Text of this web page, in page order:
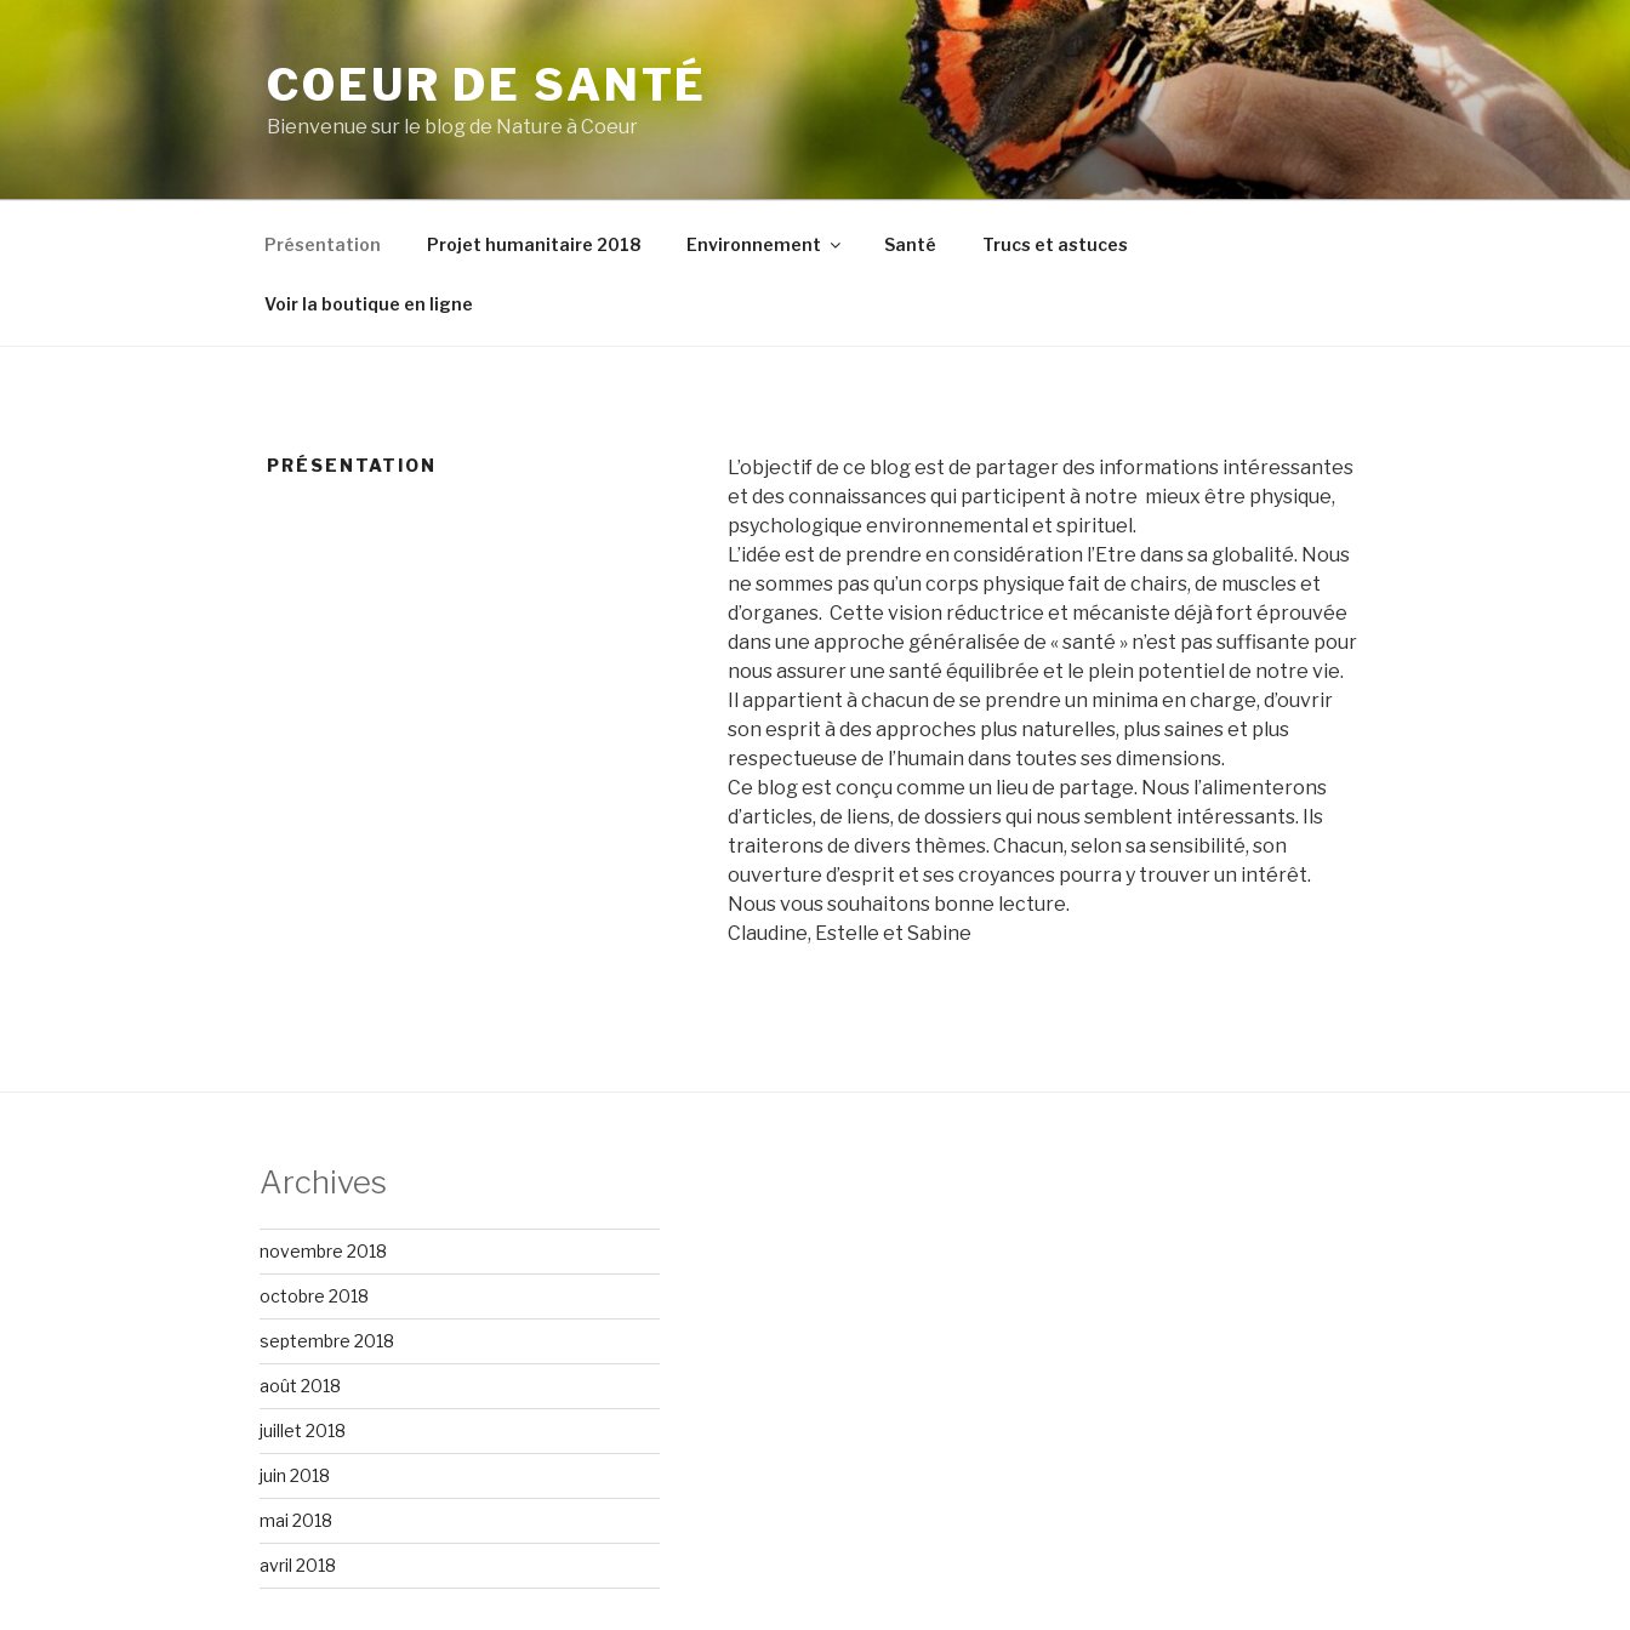
principal
COEUR DE SANTÉ
Bienvenue sur le blog de Nature à Coeur
Présentation Projet humanitaire 2018 Environnement Santé Trucs et astuces
Voir la boutique en ligne
PRÉSENTATION
L’objectif de ce blog est de partager des informations intéressantes
et des connaissances qui participent à notre mieux être physique,
psychologique environnemental et spirituel.
L’idée est de prendre en considération l’Etre dans sa globalité. Nous
ne sommes pas qu’un corps physique fait de chairs, de muscles et
d’organes. Cette vision réductrice et mécaniste déjà fort éprouvée
dans une approche généralisée de « santé » n’est pas suffisante pour
nous assurer une santé équilibrée et le plein potentiel de notre vie.
Il appartient à chacun de se prendre un minima en charge, d’ouvrir
son esprit à des approches plus naturelles, plus saines et plus
respectueuse de l’humain dans toutes ses dimensions.
Ce blog est conçu comme un lieu de partage. Nous l’alimenterons
d’articles, de liens, de dossiers qui nous semblent intéressants. Ils
traiterons de divers thèmes. Chacun, selon sa sensibilité, son
ouverture d’esprit et ses croyances pourra y trouver un intérêt.
Nous vous souhaitons bonne lecture.
Claudine, Estelle et Sabine
Archives
novembre 2018
octobre 2018
septembre 2018
août 2018
juillet 2018
juin 2018
mai 2018
avril 2018